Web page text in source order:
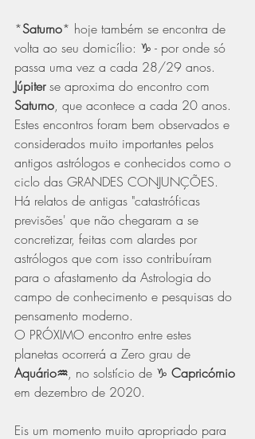
*Saturno* hoje também se encontra de
volta ao seu domicílio: ♑ - por onde só
passa uma vez a cada 28/29 anos.
Júpiter se aproxima do encontro com
Saturno, que acontece a cada 20 anos.
Estes encontros foram bem observados e
considerados muito importantes pelos
antigos astrólogos e conhecidos como o
ciclo das GRANDES CONJUNÇÕES.
Há relatos de antigas "catastróficas
previsões' que não chegaram a se
concretizar, feitas com alardes por
astrólogos que com isso contribuíram
para o afastamento da Astrologia do
campo de conhecimento e pesquisas do
pensamento moderno.
O PRÓXIMO encontro entre estes
planetas ocorrerá a Zero grau de
Aquário♒, no solstício de ♑ Capricórnio
em dezembro de 2020.
Eis um momento muito apropriado para